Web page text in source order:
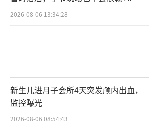
馏技术
2026-08-06 13:34:28
新生儿进月子会所4天突发颅内出血，
监控曝光
2026-08-06 08:54:43